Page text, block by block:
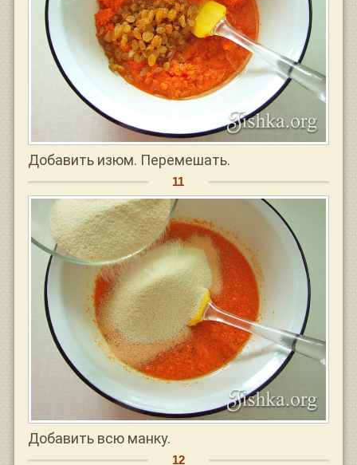
Добавить изюм. Перемешать.
Добавить всю манку.